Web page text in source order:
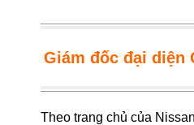
Giám đốc đại diện
Theo trang chủ của